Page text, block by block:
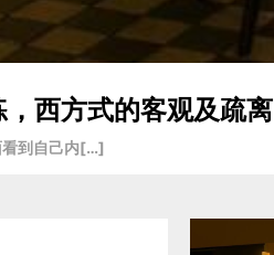
西方式的客观及疏离
看到自己内[…]